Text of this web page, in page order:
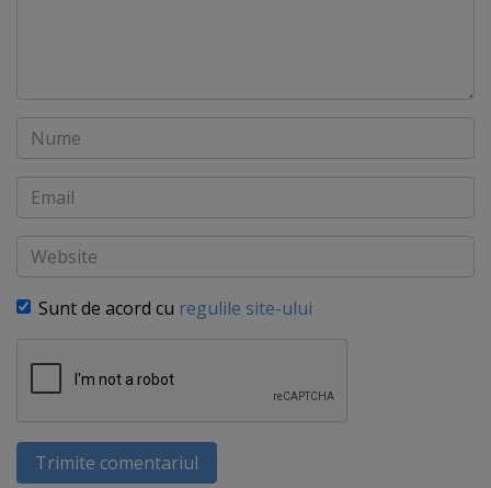
Nume
Email
Website
Sunt de acord cu regulile site-ului
Trimite comentariul